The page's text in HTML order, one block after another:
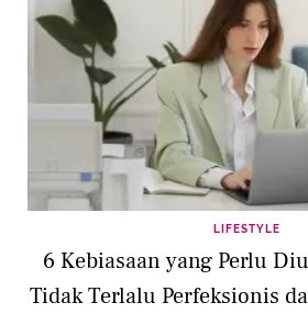
LIFESTYLE
6 Kebiasaan yang Perlu
Tidak Terlalu Perfeksionis